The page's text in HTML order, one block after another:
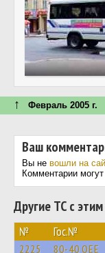
↑ Февраль 2005 г.
Ваш
Вы не вошли на
Комментарии
Другие ТС с
№ Гос.№
2225 80-40 ОЕЕ